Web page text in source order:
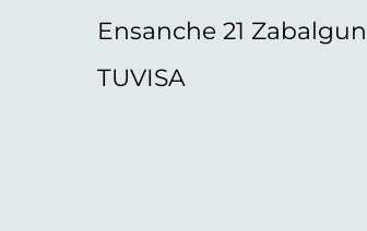
Ensanche 21
TUVISA